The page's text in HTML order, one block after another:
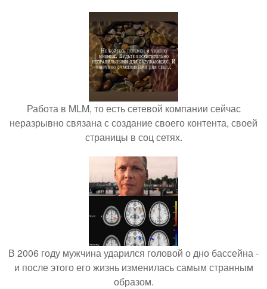
Работа в MLM, то есть сетевой компании сейчас
неразрывно связана с создание своего контента, своей
страницы в соц сетях.
В 2006 году мужчина ударился головой о дно бассейна -
и после этого его жизнь изменилась самым странным
образом.